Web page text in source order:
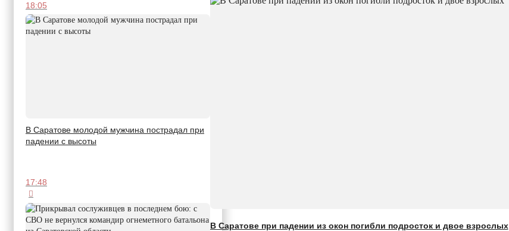
18:05
В Саратове молодой мужчина пострадал при
падении с высоты
17:48
В Саратове при падении из окон погибли подросток и двое взрослых